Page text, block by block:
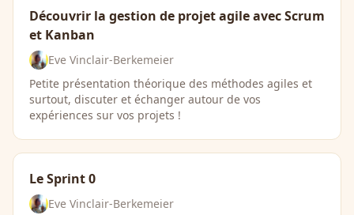
Découvrir la gestion de projet agile avec Scrum
et Kanban
Eve Vinclair-Berkemeier
Petite présentation théorique des méthodes agiles et
surtout, discuter et échanger autour de vos
expériences sur vos projets !
Le Sprint 0
Eve Vinclair-Berkemeier